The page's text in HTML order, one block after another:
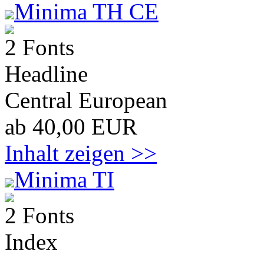
Minima TH CE
2 Fonts
Headline
Central European
ab 40,00 EUR
Inhalt zeigen >>
Minima TI
2 Fonts
Index